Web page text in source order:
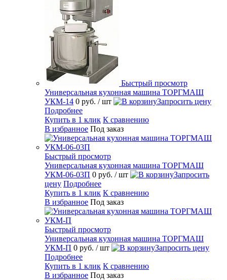
Быстрый просмотр
Универсальная кухонная машина ТОРГМАШ
УКМ-14 0 руб. / шт
Запросить цену
Подробнее
Купить в 1 клик К сравнению
В избранное Под заказ
Быстрый просмотр
Универсальная кухонная машина ТОРГМАШ
УКМ-06-03П 0 руб. / шт
Запросить
цену Подробнее
Купить в 1 клик К сравнению
В избранное Под заказ
Быстрый просмотр
Универсальная кухонная машина ТОРГМАШ
УКМ-П 0 руб. / шт
Запросить цену
Подробнее
Купить в 1 клик К сравнению
В избранное Под заказ